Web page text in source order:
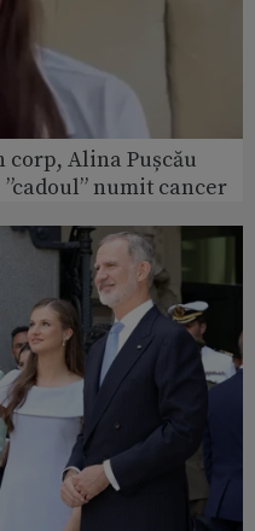
corp, Alina Pușcău
numit cancer